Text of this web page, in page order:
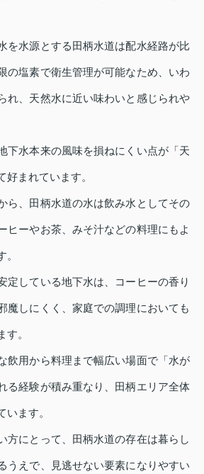
を水源とする田柄水道は配水経路が比
の塩素で衛生管理が可能なため、いわ
れ、天然水に近い味わいと感じられや
下水本来の風味を損ねにくい点が「天
まれています。
ら、田柄水道の水は飲み水としてその
ヒーやお茶、みそ汁などの料理にもよ
定している地下水は、コーヒーの香り
魔しにくく、家庭での調理においても
。
飲用から料理まで幅広い場面で「水が
る経験が積み重なり、田柄エリア全体
います。
方にとって、田柄水道の存在は暮らし
うえで、見逃せない要素になりやすい